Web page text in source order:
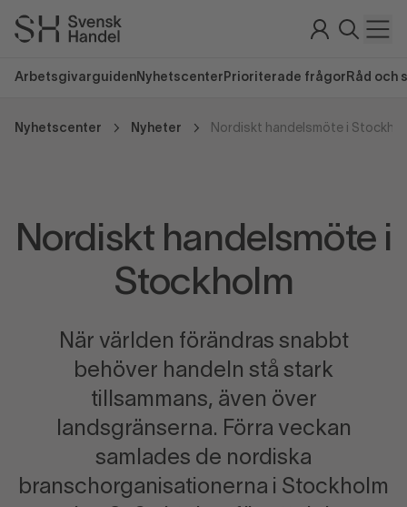
Arbetsgivarguiden Nyhetscenter Prioriterade frågor Råd och
Nyhetscenter Nyheter Nordiskt handelsmöte i
Nordiskt handelsmöte i
Stockholm
När världen förändras snabbt
behöver handeln stå stark
tillsammans, även över
landsgränserna. Förra veckan
samlades de nordiska
branschorganisationerna i Stockholm